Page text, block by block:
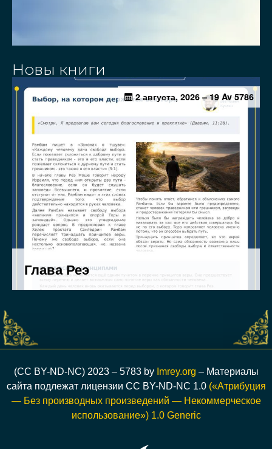
Новы книги
(CC BY-ND-NC) 2023 – 5783 by Imrey.org – Материалы
сайта подлежат лицензии CC BY-ND-NC 1.0(«Атрибуция
— Без производных произведений — Некоммерческое
использование») 1.0 Generic